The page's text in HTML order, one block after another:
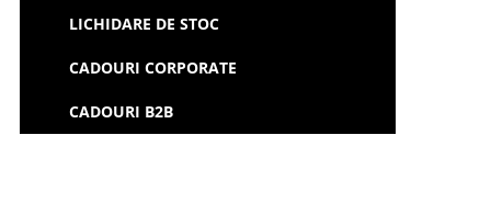
LICHIDARE DE STOC
CADOURI CORPORATE
CADOURI B2B